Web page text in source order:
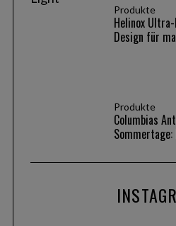
Produkte
Helinox
Design für
Produkte
Columbias